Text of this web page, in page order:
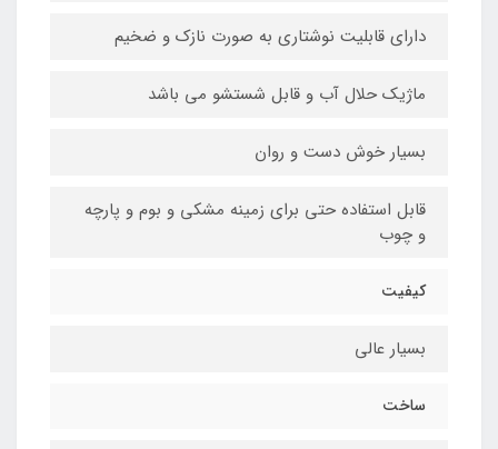
دارای قابلیت نوشتاری به صورت نازک و ضخیم
ماژیک حلال آب و قابل شستشو می باشد
بسیار خوش دست و روان
قابل استفاده حتی برای زمینه مشکی و بوم و پارچه
و چوب
کیفیت
بسیار عالی
ساخت